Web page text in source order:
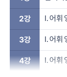
2강 Ⅰ. 어휘
3강 Ⅰ. 어휘
4강 Ⅰ. 어휘